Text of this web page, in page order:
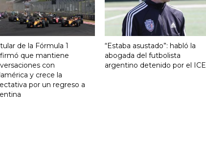
de la Fórmula 1
que mantiene
con
y crece la
por un regreso a
“Estaba asustado”: habló la
abogada del futbolista
argentino detenido por el ICE